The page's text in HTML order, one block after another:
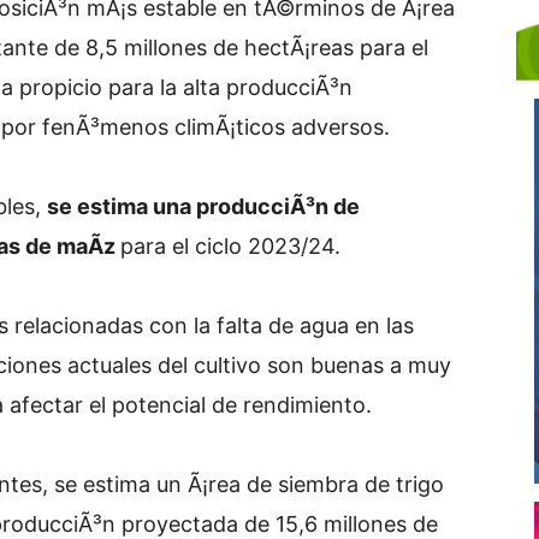
mÃ¡s estable en tÃ©rminos de Ã¡rea
de 8,5 millones de hectÃ¡reas para el
propicio para la alta producciÃ³n
fenÃ³menos climÃ¡ticos adversos.
se estima una producciÃ³n de
de maÃ­z para el ciclo 2023/24.
relacionadas con la falta de agua en las
actuales del cultivo son buenas a muy
afectar el potencial de rendimiento.
se estima un Ã¡rea de siembra de trigo
proyectada de 15,6 millones de